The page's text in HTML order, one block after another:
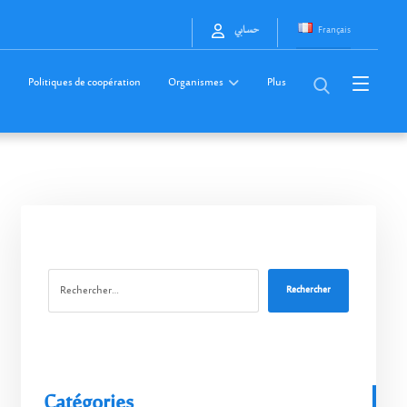
Français حسابي
Politiques de coopération Organismes Plus
Rechercher